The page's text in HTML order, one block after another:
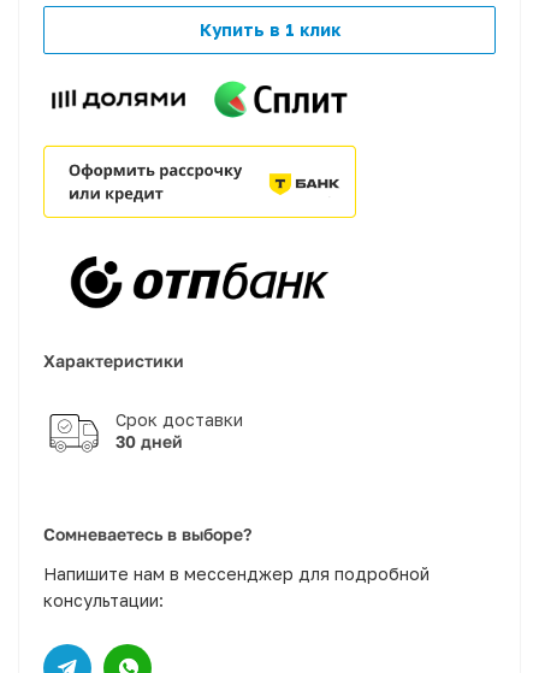
Купить в 1 клик
Характеристики
30 дней
Сомневаетесь в выборе?
Напишите нам в мессенджер для подробной
консультации: